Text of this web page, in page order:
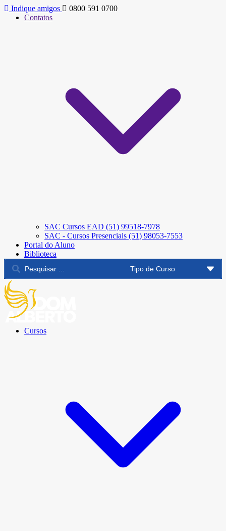
Indique amigos
0800 591 0700
Contatos
SAC Cursos EAD (51) 99518-7978
SAC - Cursos Presenciais (51) 98053-7553
Portal do Aluno
Biblioteca
Cursos